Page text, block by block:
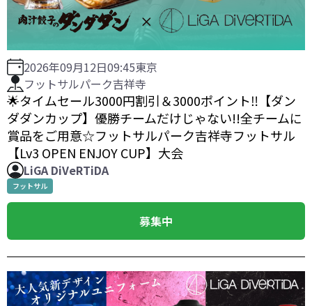
2026年09月12日09:45東京
フットサルパーク吉祥寺
🌟タイムセール3000円割引＆3000ポイント‼️【ダン
ダダンカップ】優勝チームだけじゃない!!全チームに
賞品をご用意☆フットサルパーク吉祥寺フットサル
【Lv3 OPEN ENJOY CUP】大会
LiGA DiVeRTiDA
フットサル
募集中